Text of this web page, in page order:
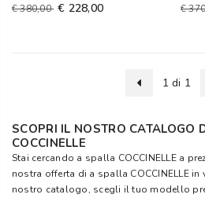
€ 380,00 € 228,00 €
1 di 1
SCOPRI IL NOSTRO CATALOGO
COCCINELLE
Stai cercando a spalla COCCINELLE a
nostra offerta di a spalla COCCINELLE
nostro catalogo, scegli il tuo modello